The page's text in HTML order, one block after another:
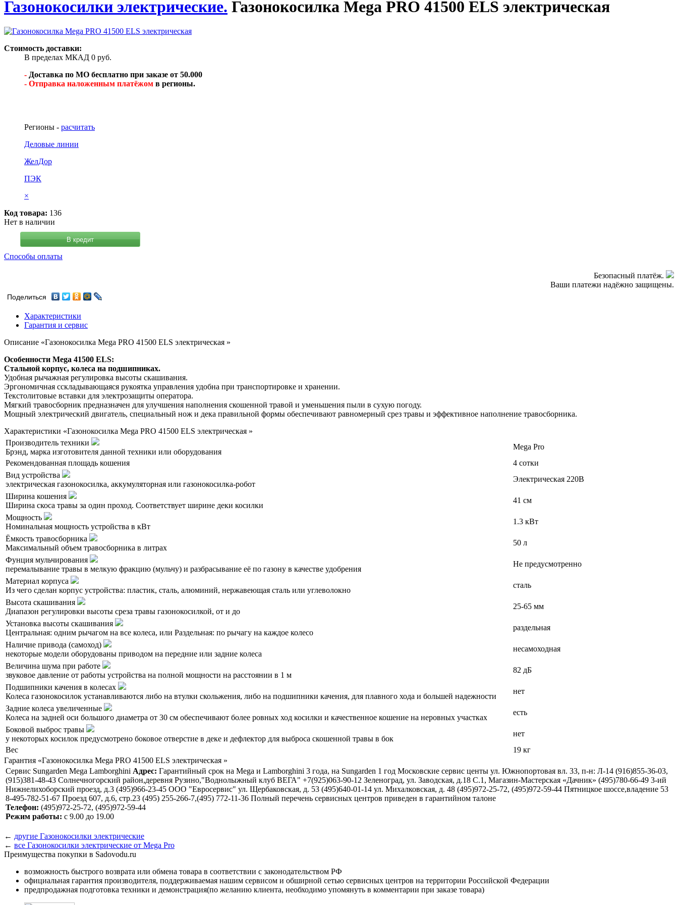
Газонокосилки электрические. Газонокосилка Mega PRO 41500 ELS электрическая
Стоимость доставки:
В пределах МКАД 0 руб.
- Доставка по МО бесплатно при заказе от 50.000
- Отправка наложенным платёжом в регионы.
Регионы - расчитать
Деловые линии
ЖелДор
ПЭК
×
Код товара: 136
Нет в наличии
В кредит
Способы оплаты
Безопасный платёж.
Ваши платежи надёжно защищены.
Поделиться
Характеристики
Гарантия и сервис
Описание «Газонокосилка Mega PRO 41500 ELS электрическая »
Особенности Mega 41500 ELS:
Стальной корпус, колеса на подшипниках.
Удобная рычажная регулировка высоты скашивания.
Эргономичная cскладывающаяся рукоятка управления удобна при транспортировке и хранении.
Текстолитовые вставки для электрозащиты оператора.
Мягкий травосборник предназначен для улучшения наполнения скошенной травой и уменьшения пыли в сухую погоду.
Мощный электрический двигатель, специальный нож и дека правильной формы обеспечивают равномерный срез травы и эффективное наполнение травосборника.
Характеристики «Газонокосилка Mega PRO 41500 ELS электрическая »
Производитель техники
Брэнд, марка изготовителя данной техники или оборудования
Mega Pro
Рекомендованная площадь кошения
4 сотки
Вид устройства
электрическая газонокосилка, аккумуляторная или газонокосилка-робот
Электрическая 220В
Ширина кошения
Ширина скоса травы за один проход. Соответствует ширине деки косилки
41 см
Мощность
Номинальная мощность устройства в кВт
1.3 кВт
Ёмкость травосборника
Максимальный объем травосборника в литрах
50 л
Фунция мульчирования
перемалывание травы в мелкую фракцию (мульчу) и разбрасывание её по газону в качестве удобрения
Не предусмотренно
Материал корпуса
Из чего сделан корпус устройства: пластик, сталь, алюминий, нержавеющая сталь или углеволокно
сталь
Высота скашивания
Диапазон регулировки высоты среза травы газонокосилкой, от и до
25-65 мм
Установка высоты скашивания
Центральная: одним рычагом на все колеса, или Раздельная: по рычагу на каждое колесо
раздельная
Наличие привода (самоход)
некоторые модели оборудованы приводом на передние или задние колеса
несамоходная
Величина шума при работе
звуковое давление от работы устройства на полной мощности на расстоянии в 1 м
82 дБ
Подшипники качения в колесах
Колеса газонокосилок устанавливаются либо на втулки скольжения, либо на подшипники качения, для плавного хода и большей надежности
нет
Задние колеса увеличенные
Колеса на задней оси большого диаметра от 30 см обеспечивают более ровных ход косилки и качественное кошение на неровных участках
есть
Боковой выброс травы
у некоторых косилок предусмотрено боковое отверстие в деке и дефлектор для выброса скошенной травы в бок
нет
Вес
19 кг
Гарантия «Газонокосилка Mega PRO 41500 ELS электрическая »
Сервис Sungarden Mega Lamborghini Адрес: Гарантийный срок на Mega и Lamborghini 3 года, на Sungarden 1 год Московские сервис центы ул. Южнопортовая вл. 33, п-н: Л-14 (916)855-36-03,
(915)381-48-43 Солнечногорский район,деревня Рузино,"Воднолыжный клуб ВЕГА" +7(925)063-90-12 Зеленоград, ул. Заводская, д.18 С.1, Магазин-Мастерская «Дачник» (495)780-66-49 3-ий
Нижнелихоборский проезд, д.3 (495)966-23-45 ООО "Евросервис" ул. Щербаковская, д. 53 (495)640-01-14 ул. Михалковская, д. 48 (495)972-25-72, (495)972-59-44 Пятницкое шоссе,владение 53
8-495-782-51-67 Проезд 607, д.6, стр.23 (495) 255-266-7,(495) 772-11-36 Полный перечень сервисных центров приведен в гарантийном талоне
Телефон: (495)972-25-72, (495)972-59-44
Режим работы: с 9.00 до 19.00
← другие Газонокосилки электрические
← все Газонокосилки электрические от Mega Pro
Преимущества покупки в Sadovodu.ru
возможность быстрого возврата или обмена товара в соответствии с законодательством РФ
официальная гарантия производителя, поддерживаемая нашим сервисом и обширной сетью сервисных центров на территории Российской Федерации
предпродажная подготовка техники и демонстрация(по желанию клиента, необходимо упомянуть в комментарии при заказе товара)